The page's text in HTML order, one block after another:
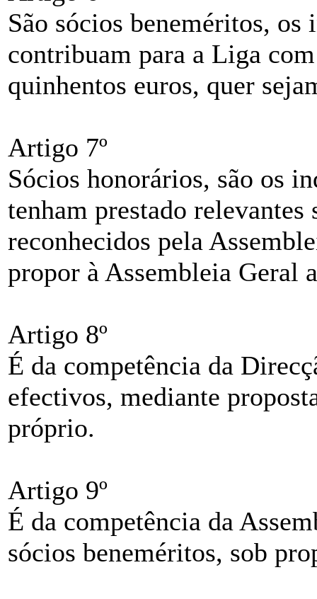
São sócios beneméritos,
contribuam para a Liga
quinhentos euros, quer
Artigo 7º
Sócios honorários, são os
tenham prestado
reconhecidos pela
propor à Assembleia Geral
Artigo 8º
É da competência da
efectivos, mediante
próprio.
Artigo 9º
É da competência da
sócios beneméritos, sob